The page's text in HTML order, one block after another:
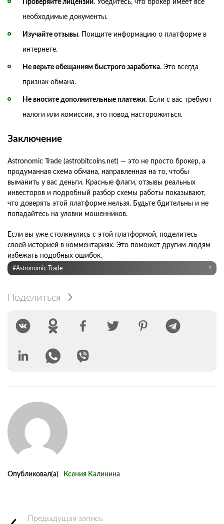
Проверяйте лицензии. Убедитесь, что брокер имеет все
необходимые документы.
Изучайте отзывы. Поищите информацию о платформе в
интернете.
Не верьте обещаниям быстрого заработка. Это всегда
признак обмана.
Не вносите дополнительные платежи. Если с вас требуют
налоги или комиссии, это повод насторожиться.
Заключение
Astronomic Trade (astrobitcoins.net) — это не просто брокер, а
продуманная схема обмана, направленная на то, чтобы
выманить у вас деньги. Красные флаги, отзывы реальных
инвесторов и подробный разбор схемы работы показывают,
что доверять этой платформе нельзя. Будьте бдительны и не
попадайтесь на уловки мошенников.
Если вы уже столкнулись с этой платформой, поделитесь
своей историей в комментариях. Это поможет другим людям
избежать подобных ошибок.
#Astronomic Trade 1
Поделиться
Опубликовал(а) Ксения Калинина
Предыдущая запись